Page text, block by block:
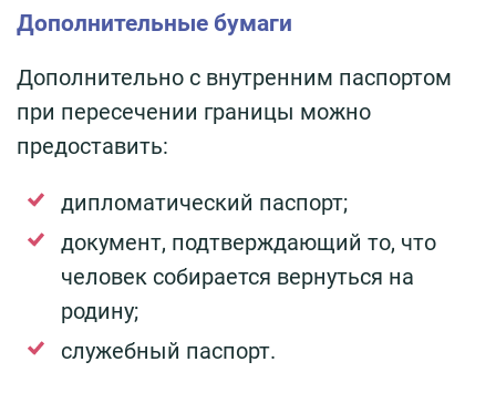
Дополнительные бумаги
Дополнительно с внутренним паспортом
при пересечении границы можно
предоставить:
дипломатический паспорт;
документ, подтверждающий то, что
человек собирается вернуться на
родину;
служебный паспорт.